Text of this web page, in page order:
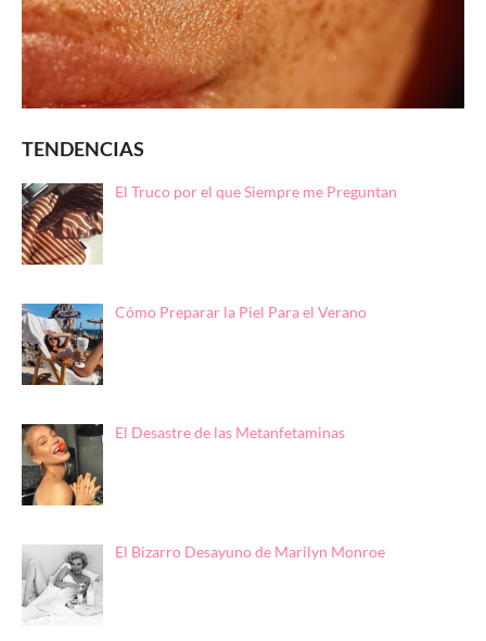
TENDENCIAS
El Truco por el que Siempre me Preguntan
Cómo Preparar la Piel Para el Verano
El Desastre de las Metanfetaminas
El Bizarro Desayuno de Marilyn Monroe